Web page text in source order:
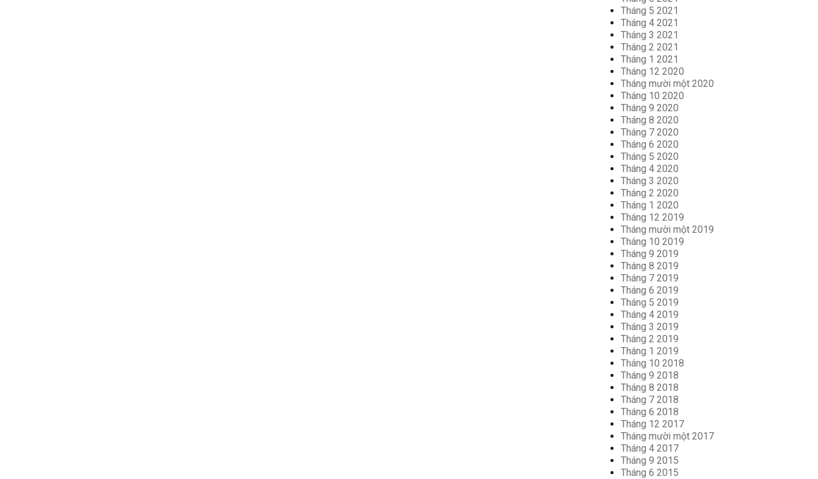
Tháng 5 2021
Tháng 4 2021
Tháng 3 2021
Tháng 2 2021
Tháng 1 2021
Tháng 12 2020
Tháng mười một 2020
Tháng 10 2020
Tháng 9 2020
Tháng 8 2020
Tháng 7 2020
Tháng 6 2020
Tháng 5 2020
Tháng 4 2020
Tháng 3 2020
Tháng 2 2020
Tháng 1 2020
Tháng 12 2019
Tháng mười một 2019
Tháng 10 2019
Tháng 9 2019
Tháng 8 2019
Tháng 7 2019
Tháng 6 2019
Tháng 5 2019
Tháng 4 2019
Tháng 3 2019
Tháng 2 2019
Tháng 1 2019
Tháng 10 2018
Tháng 9 2018
Tháng 8 2018
Tháng 7 2018
Tháng 6 2018
Tháng 12 2017
Tháng mười một 2017
Tháng 4 2017
Tháng 9 2015
Tháng 6 2015